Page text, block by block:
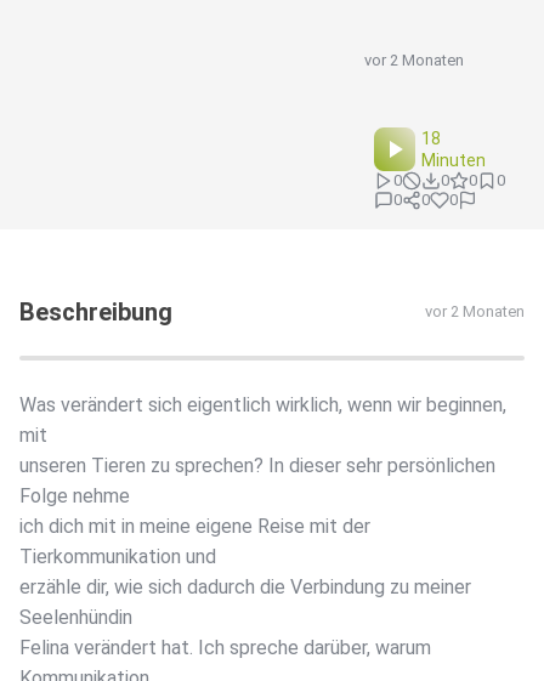
vor 2 Monaten
18
Minuten
0 0 0
0
0
0 0
Beschreibung vor 2 Monaten
Was verändert sich eigentlich wirklich, wenn wir beginnen,
mit
unseren Tieren zu sprechen? In dieser sehr persönlichen
Folge nehme
ich dich mit in meine eigene Reise mit der
Tierkommunikation und
erzähle dir, wie sich dadurch die Verbindung zu meiner
Seelenhündin
Felina verändert hat. Ich spreche darüber, warum